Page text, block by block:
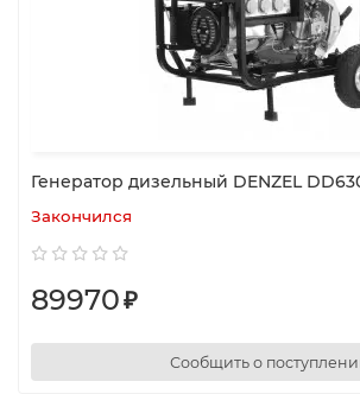
Генератор дизельный DENZEL
Закончился
89970₽
Сообщить о